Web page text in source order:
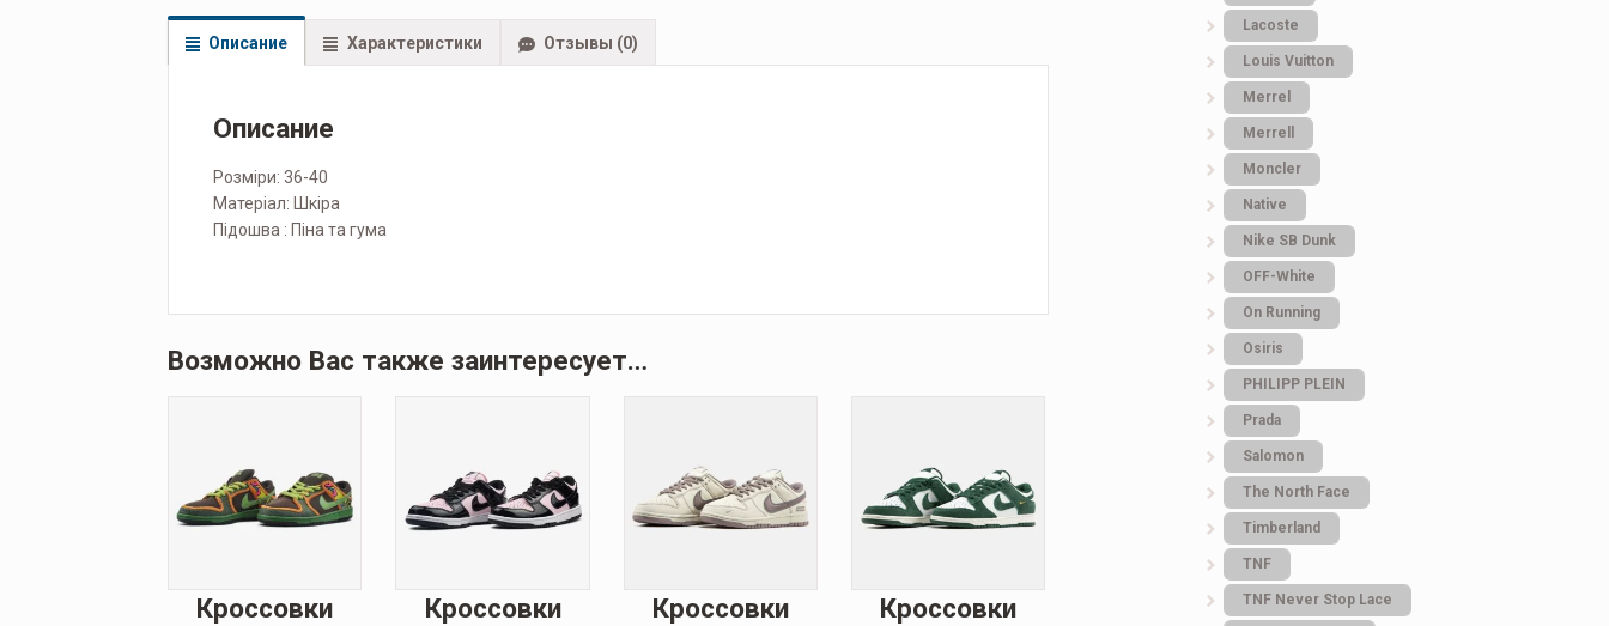
Описание Характеристики Отзывы (0)
Описание
Розміри: 36-40
Матеріал: Шкіра
Підошва : Піна та гума
Возможно Вас также заинтересует…
Кроссовки
Кроссовки
Кроссовки
Кроссовки
Lacoste
Louis Vuitton
Merrel
Merrell
Moncler
Native
Nike SB Dunk
OFF-White
On Running
Osiris
PHILIPP PLEIN
Prada
Salomon
The North Face
Timberland
TNF
TNF Never Stop Lace